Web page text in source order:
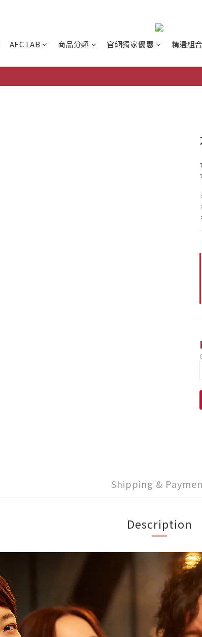
AFC LAB 商品分類 官網獨家優惠 精選組合
Shipping &
Description